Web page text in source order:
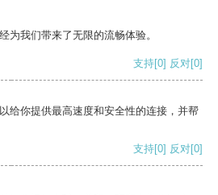
为我们带来了无限的流畅体验。
支持[0] 反对[0]
给你提供最高速度和安全性的连接，并帮
支持[0] 反对[0]